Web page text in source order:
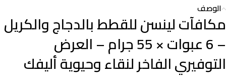
الوصف
مكافآت لينسن للقطط بالدجاج والكريل
– 6 عبوات × 55 جرام – العرض
التوفيري الفاخر لنقاء وحيوية أليفك